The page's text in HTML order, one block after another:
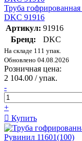
Труба
DKC 91916
Артикул: 91916
Бренд:
DKC
На складе 111 упак.
Обновлено 04.08.2026
Розничная цена:
2 104.00 / упак.
-
+
Купить